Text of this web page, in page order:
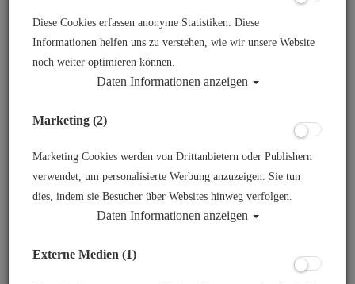
Mares 52X / 15X / 25XR - Dry Kit mit
Kolbensteuerung - zweifach balanciert
Diese Cookies erfassen anonyme Statistiken. Diese
Informationen helfen uns zu verstehen, wie wir unsere Website
noch weiter optimieren können.
Daten Informationen anzeigen
Marketing (2)
Marketing Cookies werden von Drittanbietern oder Publishern
verwendet, um personalisierte Werbung anzuzeigen. Sie tun
dies, indem sie Besucher über Websites hinweg verfolgen.
Daten Informationen anzeigen
Externe Medien (1)